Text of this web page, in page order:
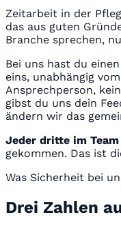
Zeitarbeit in der
das aus guten
Branche sprechen,
Bei uns hast du
eins, unabhängig
Ansprechperson,
gibst du uns dein
ändern wir das
Jeder dritte im Team
gekommen. Das ist
Was Sicherheit bei
Drei Zahlen